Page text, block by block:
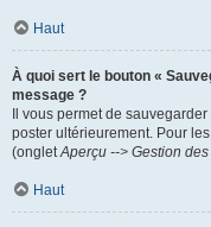
Haut
À quoi sert le bouton «
message ?
Il vous permet de
poster ultérieurement. Pour
(ongletAperçu --> Gestion
Haut